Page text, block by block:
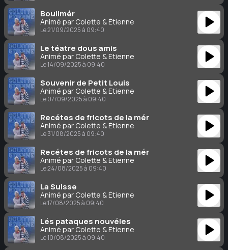
Boulimér
Animé par Colette & Étienne
Le 21/09/2025 à 09:40
Le téatre dous amis
Animé par Colette & Étienne
Le 14/09/2025 à 09:40
Souvenir de Petit Louis
Animé par Colette & Étienne
Le 07/09/2025 à 09:40
Recétes de fricots de la mér
Animé par Colette & Étienne
Le 31/08/2025 à 09:40
Recétes de fricots de la mér
Animé par Colette & Étienne
Le 24/08/2025 à 09:40
La Suisse
Animé par Colette & Étienne
Le 17/08/2025 à 09:40
Lés pataques nouvéles
Animé par Colette & Étienne
Le 10/08/2025 à 09:40